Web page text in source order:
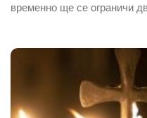
временно ще се ограничи